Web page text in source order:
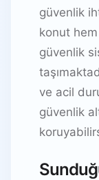
güvenlik
konut
güvenlik
ve acil
güvenlik